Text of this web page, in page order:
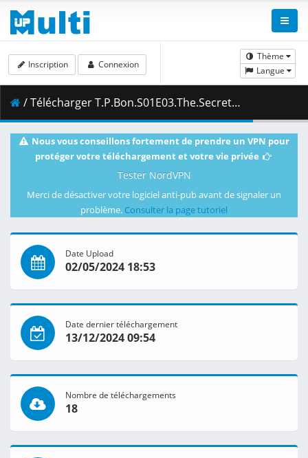
Thème
Langue
Inscription Connexion
/ Télécharger T.P.Bon.S01E03.The.Secret.of.the.Pyramid.1080p.NF.WEB-DL.DUAL.DDP5.1.H.264-FLUX.mkv.003 ( 458.04 MB )
Nous vous conseillons fortement de prendre un VPN pour
protéger votre téléchargement et votre vie privée
Tester NordVPN
Merci de désactiver votre logiciel anti-pub avant de signaler un
problème. Consulter la page tutoriel
Date Upload
02/05/2024 18:53
Date dernier téléchargement
13/12/2024 09:54
Nombre de téléchargements
18